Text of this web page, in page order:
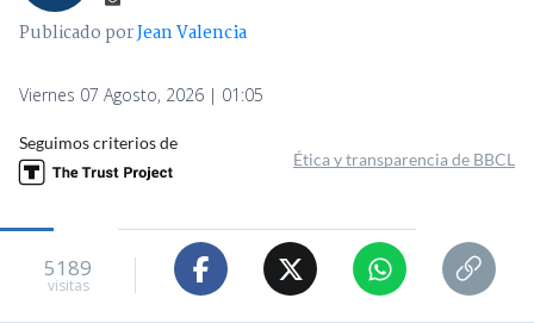
Publicado porJean Valencia
Viernes 07 Agosto, 2026 | 01:05
Seguimos criterios de
Ética y transparencia de BBCL
5189
visitas